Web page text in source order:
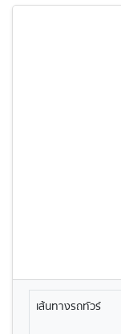
เส้นทางรถทัวร์